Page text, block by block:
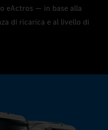
eActros — in base alla
di ricarica e al livello di